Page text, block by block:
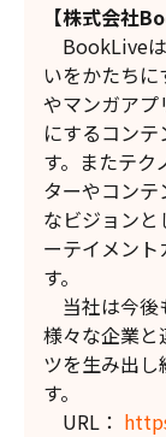
【株式会社
BookLiveは
いをかたち
やマンガアプ
にするコン
す。またテク
ターやコン
なビジョン
ーテイメン
す。
当社は今後
様々な企業と
ツを生み出
す。
URL：